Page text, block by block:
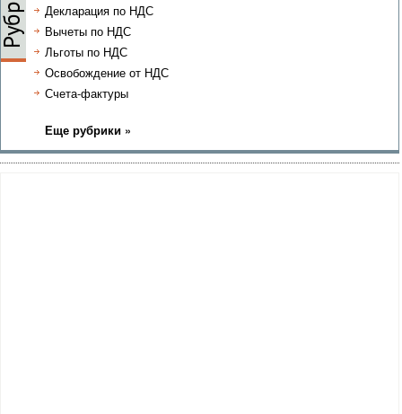
Декларация по НДС
Вычеты по НДС
Льготы по НДС
Освобождение от НДС
Счета-фактуры
Еще рубрики »